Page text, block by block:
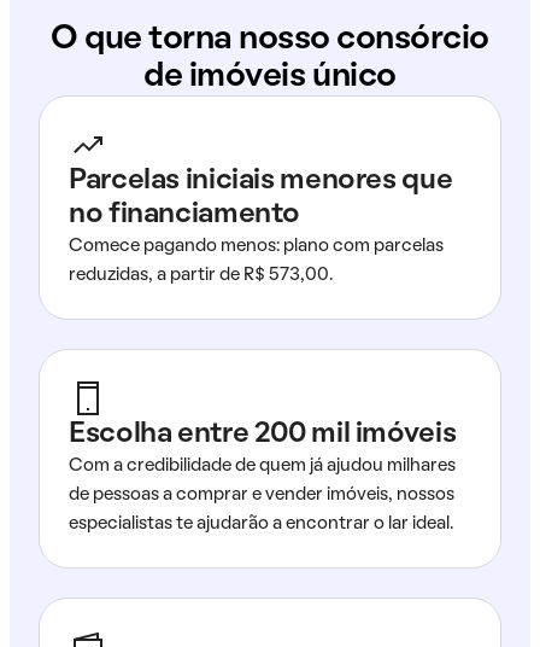
O que torna nosso consórcio
de imóveis único
Parcelas iniciais menores que
no financiamento
Comece pagando menos: plano com parcelas
reduzidas, a partir de R$ 573,00.
Escolha entre 200 mil imóveis
Com a credibilidade de quem já ajudou milhares
de pessoas a comprar e vender imóveis, nossos
especialistas te ajudarão a encontrar o lar ideal.